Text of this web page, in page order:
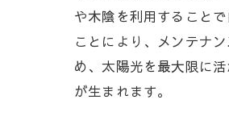
や木陰を利用すること
ことにより、メンテナ
め、太陽光を最大限に
が生まれます。